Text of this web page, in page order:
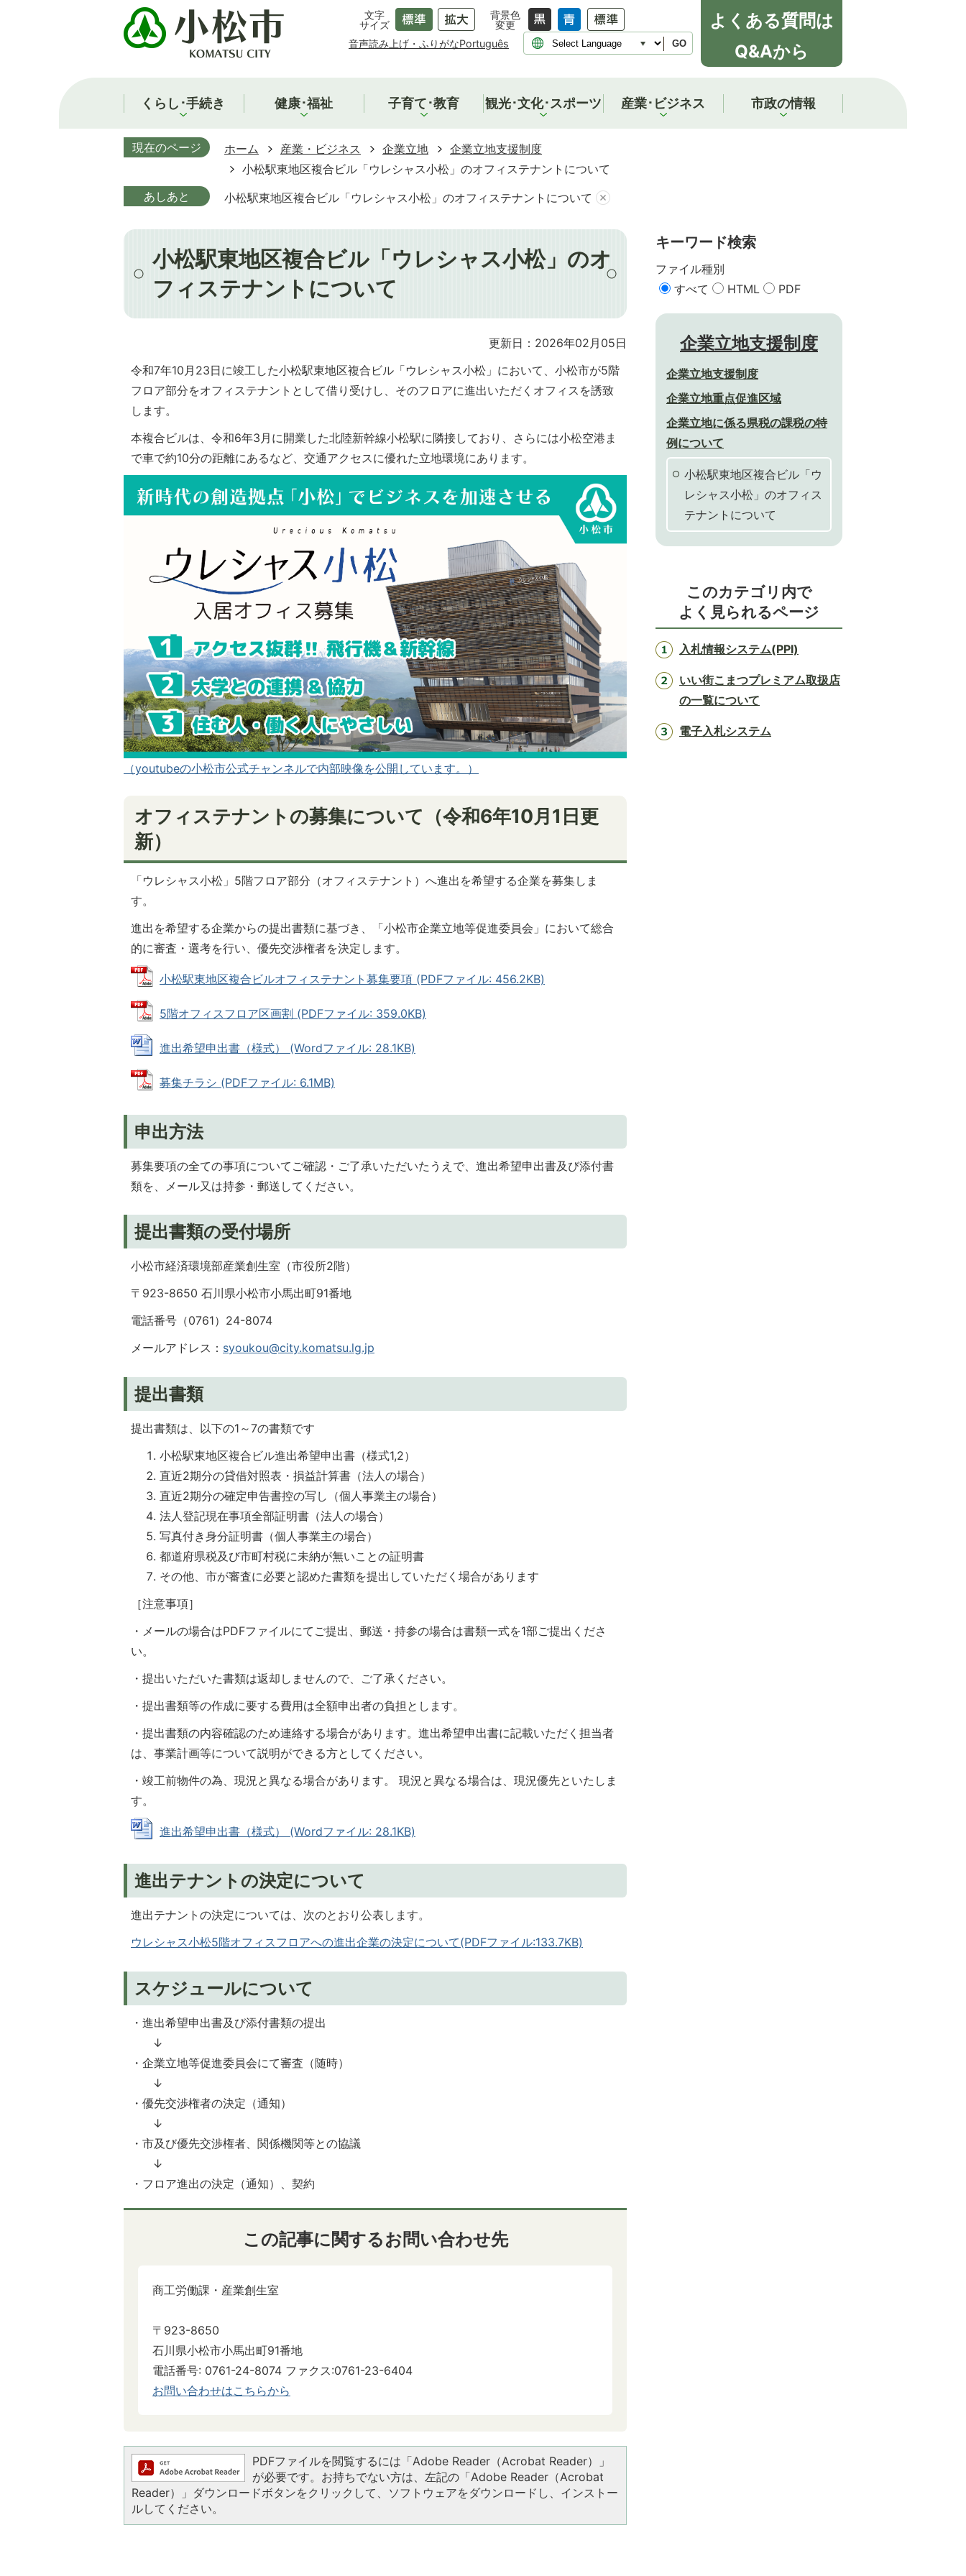
文字
サイズ
背景色
変更
音声読み上げ・ふりがなPortuguês GO
よくある質問は
Q&Aから
くらし･手続き 健康･福祉 子育て･教育 観光･文化･スポーツ 産業･ビジネス 市政の情報
現在のページ ホーム 産業・ビジネス 企業立地
企業立地支援制度
小松駅東地区複合ビル「ウレシャス小松」のオフィステナントについて
あしあと
小松駅東地区複合ビル「ウレシャス小松」のオフィステナントについて
小松駅東地区複合ビル「ウレシャス小松」のオ
フィステナントについて
更新日：2026年02月05日
令和7年10月23日に竣工した小松駅東地区複合ビル「ウレシャス小松」において、小松市が5階
フロア部分をオフィステナントとして借り受けし、そのフロアに進出いただくオフィスを誘致
します。
本複合ビルは、令和6年3月に開業した北陸新幹線小松駅に隣接しており、さらには小松空港ま
で車で約10分の距離にあるなど、交通アクセスに優れた立地環境にあります。
（youtubeの小松市公式チャンネルで内部映像を公開しています。）
オフィステナントの募集について（令和6年10月1日更
新）
「ウレシャス小松」5階フロア部分（オフィステナント）へ進出を希望する企業を募集しま
す。
進出を希望する企業からの提出書類に基づき、「小松市企業立地等促進委員会」において総合
的に審査・選考を行い、優先交渉権者を決定します。
小松駅東地区複合ビルオフィステナント募集要項 (PDFファイル: 456.2KB)
5階オフィスフロア区画割 (PDFファイル: 359.0KB)
進出希望申出書（様式） (Wordファイル: 28.1KB)
募集チラシ (PDFファイル: 6.1MB)
申出方法
募集要項の全ての事項についてご確認・ご了承いただいたうえで、進出希望申出書及び添付書
類を、メール又は持参・郵送してください。
提出書類の受付場所
小松市経済環境部産業創生室（市役所2階）
〒923-8650 石川県小松市小馬出町91番地
電話番号（0761）24-8074
メールアドレス： syoukou@city.komatsu.lg.jp
提出書類
提出書類は、以下の1～7の書類です
小松駅東地区複合ビル進出希望申出書（様式1,2）
直近2期分の貸借対照表・損益計算書（法人の場合）
直近2期分の確定申告書控の写し（個人事業主の場合）
法人登記現在事項全部証明書（法人の場合）
写真付き身分証明書（個人事業主の場合）
都道府県税及び市町村税に未納が無いことの証明書
その他、市が審査に必要と認めた書類を提出していただく場合があります
［注意事項］
・メールの場合はPDFファイルにてご提出、郵送・持参の場合は書類一式を1部ご提出くださ
い。
・提出いただいた書類は返却しませんので、ご了承ください。
・提出書類等の作成に要する費用は全額申出者の負担とします。
・提出書類の内容確認のため連絡する場合があります。進出希望申出書に記載いただく担当者
は、事業計画等について説明ができる方としてください。
・竣工前物件の為、現況と異なる場合があります。 現況と異なる場合は、現況優先といたしま
す。
進出希望申出書（様式） (Wordファイル: 28.1KB)
進出テナントの決定について
進出テナントの決定については、次のとおり公表します。
ウレシャス小松5階オフィスフロアへの進出企業の決定について(PDFファイル:133.7KB)
スケジュールについて
・進出希望申出書及び添付書類の提出
↓
・企業立地等促進委員会にて審査（随時）
↓
・優先交渉権者の決定（通知）
↓
・市及び優先交渉権者、関係機関等との協議
↓
・フロア進出の決定（通知）、契約
この記事に関するお問い合わせ先
商工労働課・産業創生室
〒923-8650
石川県小松市小馬出町91番地
電話番号: 0761-24-8074 ファクス:0761-23-6404
お問い合わせはこちらから
PDFファイルを閲覧するには「Adobe Reader（Acrobat Reader）」
が必要です。お持ちでない方は、左記の「Adobe Reader（Acrobat
Reader）」ダウンロードボタンをクリックして、ソフトウェアをダウンロードし、インストー
ルしてください。
キーワード検索
ファイル種別
すべて
HTML PDF
企業立地支援制度
企業立地支援制度
企業立地重点促進区域
企業立地に係る県税の課税の特
例について
小松駅東地区複合ビル「ウ
レシャス小松」のオフィス
テナントについて
このカテゴリ内で
よく見られるページ
入札情報システム(PPI)
いい街こまつプレミアム取扱店
の一覧について
電子入札システム